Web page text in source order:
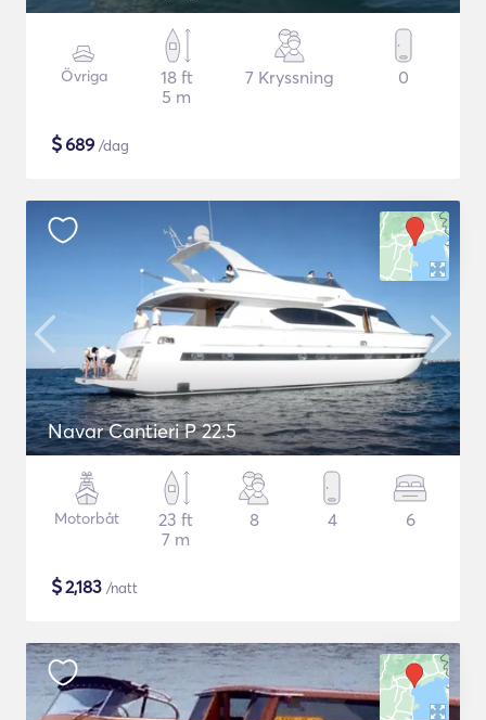
Övriga
18 ft
5 m
7 Kryssning 0
$689 /dag
Navar Cantieri P 22.5
Motorbåt
23 ft
7 m
8 4 6
$2,183 /natt